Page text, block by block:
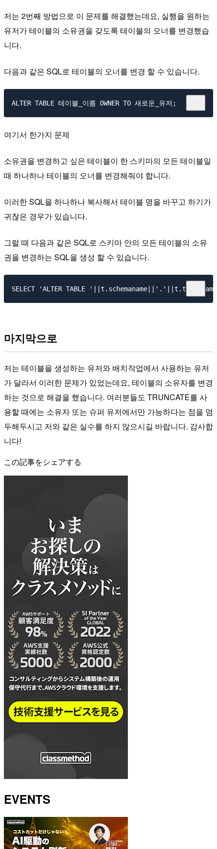
저는 2번째 방법으로 이 문제를 해결했는데요, 실행을 원하는
유저가 테이블의 소유권을 갖도록 테이블의 오너를 변경했습
니다.
다음과 같은 SQL로 테이블의 오너를 변경 할 수 있습니다.
여기서 한가지 문제
소유권을 변경하고 싶은 테이블이 한 스키마의 모든 테이블일
때 하나하나 테이블의 오너를 변경해줘야 합니다.
이러한 SQL을 하나하나 복사해서 테이블 명을 바꾸고 하기가
귀찮은 경우가 있습니다.
그럴 때 다음과 같은 SQL로 스키마 안의 모든 테이블의 소유
권을 변경하는 SQL을 생성 할 수 있습니다.
마지막으로
저는 테이블을 생성하는 유저와 배치작업에서 사용하는 유저
가 달라서 이러한 문제가 있었는데요, 테이블의 소유자를 변경
하는 것으로 해결을 했습니다. 여러분들도 TRUNCATE를 사
용할 때에는 소유자 또는 슈퍼 유저에서만 가능하다는 점을 염
두해두시고 저와 같은 실수를 하지 않으시길 바랍니다. 감사합
니다!
この記事をシェアする
EVENTS